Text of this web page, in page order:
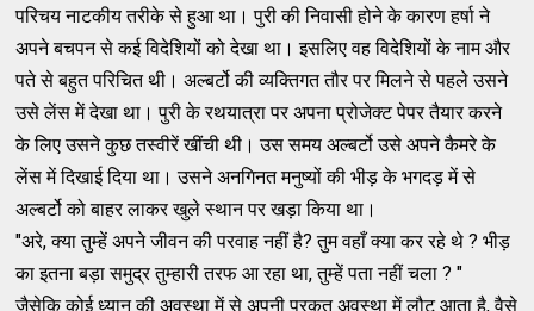
परिचय नाटकीय तरीके से हुआ था। पुरी की निवासी होने के कारण हर्षा ने
अपने बचपन से कई विदेशियों को देखा था। इसलिए वह विदेशियों के नाम और
पते से बहुत परिचित थी। अल्बर्टो की व्यक्तिगत तौर पर मिलने से पहले उसने
उसे लेंस में देखा था। पुरी के रथयात्रा पर अपना प्रोजेक्ट पेपर तैयार करने
के लिए उसने कुछ तस्वीरें खींची थी। उस समय अल्बर्टो उसे अपने कैमरे के
लेंस में दिखाई दिया था। उसने अनगिनत मनुष्यों की भीड़ के भगदड़ में से
अल्बर्टो को बाहर लाकर खुले स्थान पर खड़ा किया था।
"अरे, क्या तुम्हें अपने जीवन की परवाह नहीं है? तुम वहाँ क्या कर रहे थे ? भीड़
का इतना बड़ा समुद्र तुम्हारी तरफ आ रहा था, तुम्हें पता नहीं चला ? "
जैसेकि कोई ध्यान की अवस्था में से अपनी प्रकृत अवस्था में लौट आता है, वैसे